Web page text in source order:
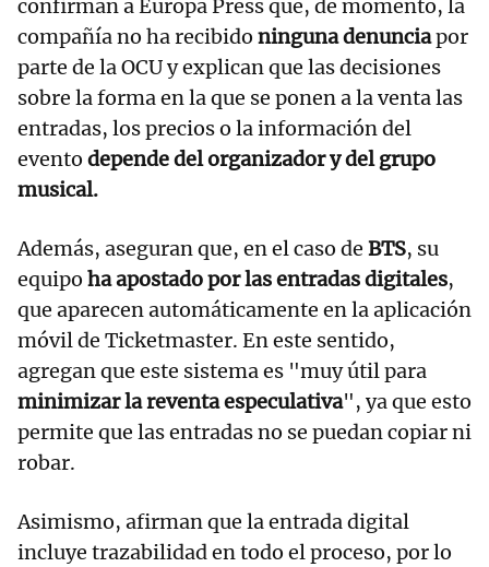
confirman a Europa Press que, de momento, la
compañía no ha recibido ninguna denunciapor
parte de la OCU y explican que las decisiones
sobre la forma en la que se ponen a la venta las
entradas, los precios o la información del
evento depende del organizador y del grupo
musical.
Además, aseguran que, en el caso de BTS, su
equipo ha apostado por las entradas digitales,
que aparecen automáticamente en la aplicación
móvil de Ticketmaster. En este sentido,
agregan que este sistema es "muy útil para
minimizar la reventa especulativa", ya que esto
permite que las entradas no se puedan copiar ni
robar.
Asimismo, afirman que la entrada digital
incluye trazabilidad en todo el proceso, por lo